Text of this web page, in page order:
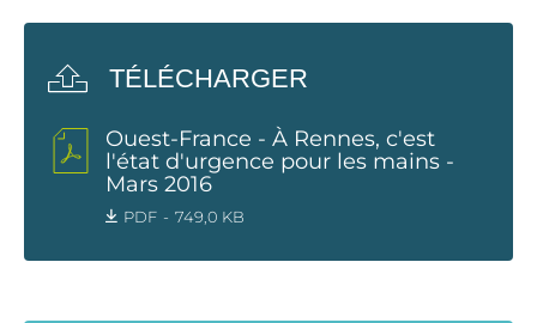
TÉLÉCHARGER
Ouest-France - À Rennes, c'est
l'état d'urgence pour les mains -
Mars 2016
PDF 749,0 KB